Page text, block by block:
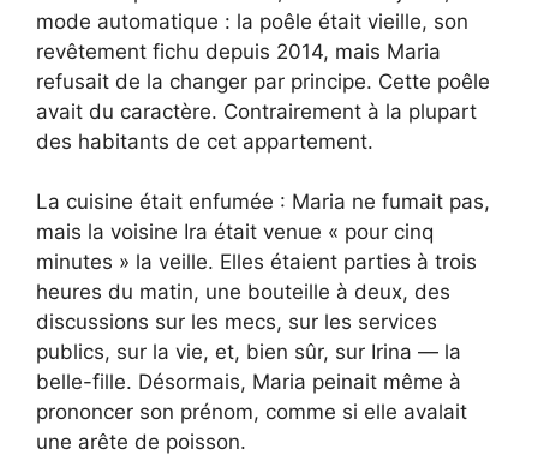
mode automatique : la poêle était vieille, son
revêtement fichu depuis 2014, mais Maria
refusait de la changer par principe. Cette poêle
avait du caractère. Contrairement à la plupart
des habitants de cet appartement.
La cuisine était enfumée : Maria ne fumait pas,
mais la voisine Ira était venue « pour cinq
minutes » la veille. Elles étaient parties à trois
heures du matin, une bouteille à deux, des
discussions sur les mecs, sur les services
publics, sur la vie, et, bien sûr, sur Irina — la
belle-fille. Désormais, Maria peinait même à
prononcer son prénom, comme si elle avalait
une arête de poisson.